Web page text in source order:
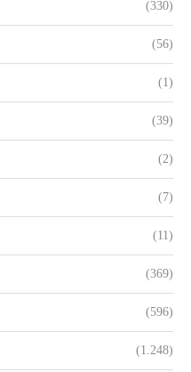
(330)
(56)
(1)
(39)
(2)
(7)
(11)
(369)
(596)
(1.248)